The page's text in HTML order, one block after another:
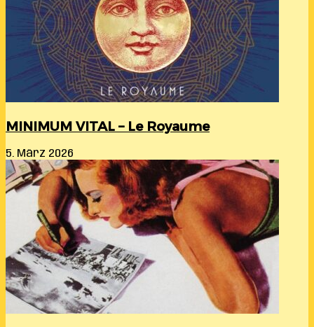
MINIMUM VITAL – Le Royaume
5. März 2026